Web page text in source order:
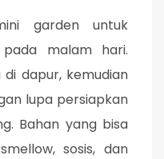
garden untuk
malam hari.
dapur, kemudian
lupa persiapkan
Bahan yang bisa
sosis, dan